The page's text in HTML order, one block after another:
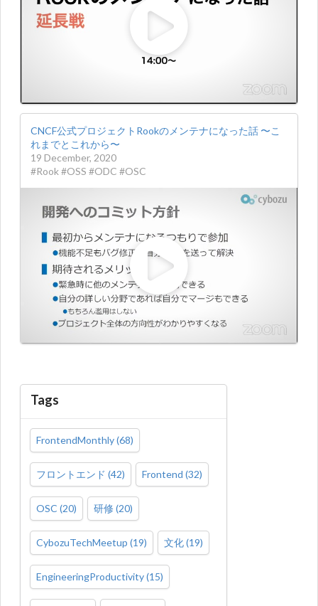
CNCF公式プロジェクトRookのメンテナになった話 〜こ
れまでとこれから〜
19 December, 2020
#Rook #OSS #ODC #OSC
Tags
FrontendMonthly(68)
フロントエンド (42) Frontend (32)
OSC (20) 研修 (20)
CybozuTechMeetup (19) 文化(19)
EngineeringProductivity(15)